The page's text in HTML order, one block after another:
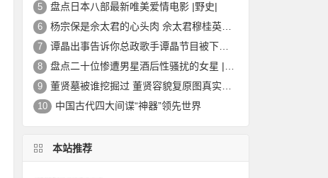
5 盘点日本八部最新唯美爱情电影 |野史|
6 杨宗保是佘太君的心头肉 佘太君穆桂英的故事|野史秘闻
7 谭晶出事告诉你总政歌手谭晶节目被下架的真相
8 盘点二十位惨遭男星酒后性骚扰的女星 |野史|
9 董贤墓被谁挖掘过 董贤容貌复原图真实外貌|野史秘闻
10 中国古代四大间谍“神器”领先世界
本站推荐